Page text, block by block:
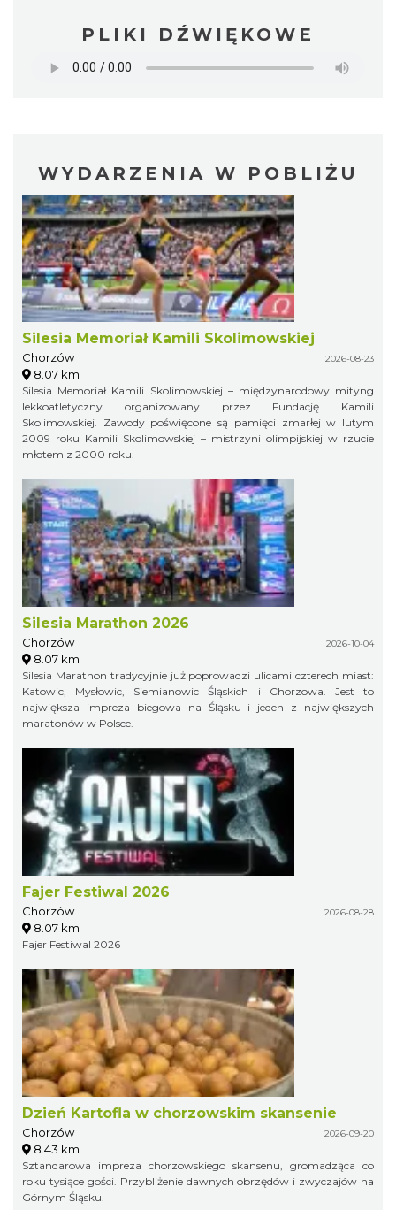
PLIKI DŹWIĘKOWE
WYDARZENIA W POBLIŻU
Silesia Memoriał Kamili Skolimowskiej
Chorzów 2026-08-23
8.07 km
Silesia Memoriał Kamili Skolimowskiej – międzynarodowy mityng
lekkoatletyczny organizowany przez Fundację Kamili
Skolimowskiej. Zawody poświęcone są pamięci zmarłej w lutym
2009 roku Kamili Skolimowskiej – mistrzyni olimpijskiej w rzucie
młotem z 2000 roku.
Silesia Marathon 2026
Chorzów 2026-10-04
8.07 km
Silesia Marathon tradycyjnie już poprowadzi ulicami czterech miast:
Katowic, Mysłowic, Siemianowic Śląskich i Chorzowa. Jest to
największa impreza biegowa na Śląsku i jeden z największych
maratonów w Polsce.
Fajer Festiwal 2026
Chorzów 2026-08-28
8.07 km
Fajer Festiwal 2026
Dzień Kartofla w chorzowskim skansenie
Chorzów 2026-09-20
8.43 km
Sztandarowa impreza chorzowskiego skansenu, gromadząca co
roku tysiące gości. Przybliżenie dawnych obrzędów i zwyczajów na
Górnym Śląsku.